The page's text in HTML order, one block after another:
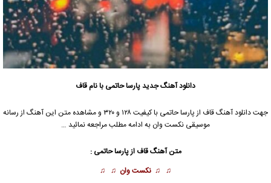
دانلود آهنگ جدیدپارسا حاتمی با نام قاف
جهت دانلود آهنگ قاف از پارسا حاتمی با کیفیت ۱۲۸ و ۳۲۰ و مشاهده متن این آهنگ از رسانه
موسیقی نکست وان به ادامه مطلب مراجعه نمائید …
متن آهنگ قاف از پارسا حاتمی :
♫ ♫ نکست وان ♫ ♫